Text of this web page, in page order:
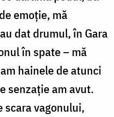
emoţie, mă
dat drumul, în Gara
în spate – mă
hainele de atunci
senzaţie am avut.
scara vagonului,